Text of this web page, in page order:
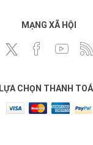
MẠNG XÃ HỘI
LỰA CHỌN THANH